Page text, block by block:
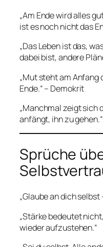
„Am Ende wird alles
ist es noch nicht das
„Das Leben ist das,
dabei bist, andere
„Mut steht am Anfang
Ende.“ – Demokrit
„Manchmal zeigt sich
anfängt, ihn zu
Sprüche
„Glaube an dich
„Stärke bedeutet
wieder aufzustehen.“